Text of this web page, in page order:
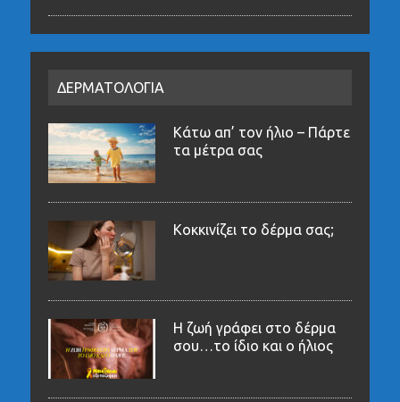
ΔΕΡΜΑΤΟΛΟΓΙΑ
Κάτω απ’ τον ήλιο – Πάρτε
τα μέτρα σας
Κοκκινίζει το δέρμα σας;
Η ζωή γράφει στο δέρμα
σου…το ίδιο και ο ήλιος